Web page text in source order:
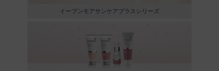
イーブンモアサンケアプラスシリーズ